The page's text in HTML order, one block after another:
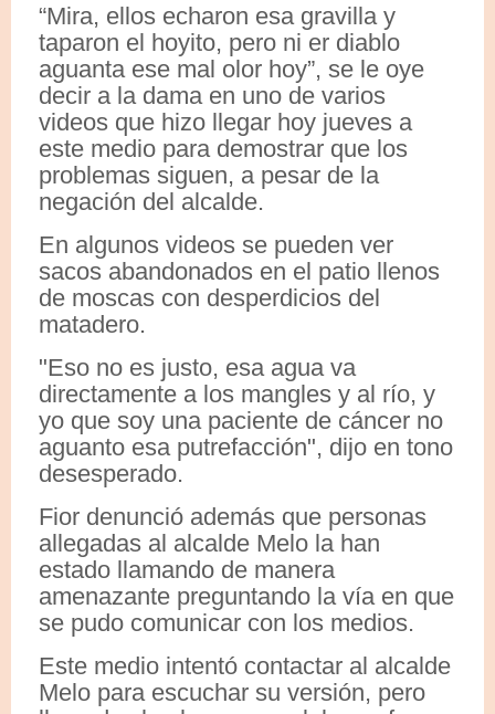
“Mira, ellos echaron esa gravilla y
taparon el hoyito, pero ni er diablo
aguanta ese mal olor hoy”, se le oye
decir a la dama en uno de varios
videos que hizo llegar hoy jueves a
este medio para demostrar que los
problemas siguen, a pesar de la
negación del alcalde.
En algunos videos se pueden ver
sacos abandonados en el patio llenos
de moscas con desperdicios del
matadero.
"Eso no es justo, esa agua va
directamente a los mangles y al río, y
yo que soy una paciente de cáncer no
aguanto esa putrefacción", dijo en tono
desesperado.
Fior denunció además que personas
allegadas al alcalde Melo la han
estado llamando de manera
amenazante preguntando la vía en que
se pudo comunicar con los medios.
Este medio intentó contactar al alcalde
Melo para escuchar su versión, pero